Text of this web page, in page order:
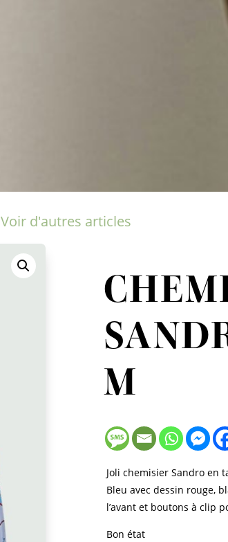
Voir d'autres articles
M
Joli chemisier Sandro en
Bleu avec dessin rouge,
l’avant et boutons à clip
Bon état